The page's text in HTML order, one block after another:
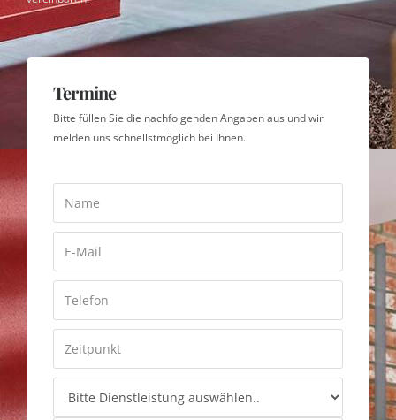
Termine
Bitte füllen Sie die nachfolgenden Angaben aus und wir
melden uns schnellstmöglich bei Ihnen.